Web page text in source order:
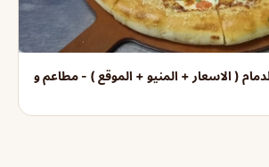
( الاسعار + المنيو + الموقع ) - مطاعم و